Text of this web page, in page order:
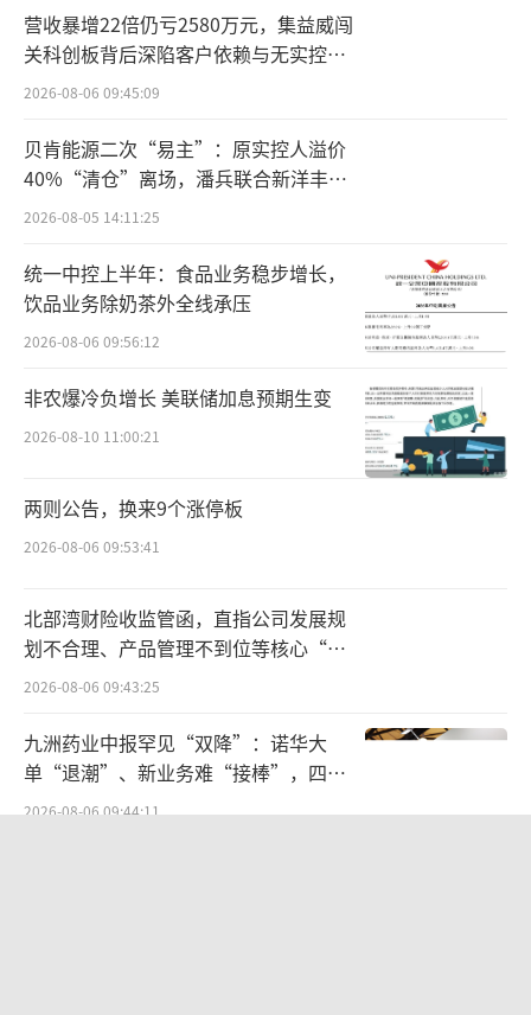
11月21日，福建南平市第一医院发布“医
保智能审核系统公开招标公告”，拟以最高70
万元建立包含事前、事中提醒，事后违规问题
统计与报告生成，飞检自查自纠等功能的医保
智能审核系统。
11月19日，黑龙江牡丹江市中医医院发布
其医保纠错系统招标结果公告，该院以120万元
与外部企业达成合作，建立包含医院智能审
核、病案指控、医保结算清单上传数据审核、
药品追溯码等的医保纠错系统。
各方系统升级也意味着未来医保基金面临
的监管在技术层面将进一步加强。
长效机制建立健全中
除了国家及各省市级的飞行检查、专项整
治，各部门还在探索更具制度性的医保基金监
11月24日，中国医药商业协会、中国药师
协会在国家医保局举办加强药品追溯码医保监
营收暴增22倍仍亏2580万元，集益威闯
关科创板背后深陷客户依赖与无实控人
困局
2026-08-06 09:45:09
贝肯能源二次“易主”：原实控人溢价
40%“清仓”离场，潘兵联合新洋丰、
宏科百世拟入主
2026-08-05 14:11:25
统一中控上半年：食品业务稳步增长，
饮品业务除奶茶外全线承压
2026-08-06 09:56:12
非农爆冷负增长 美联储加息预期生变
2026-08-10 11:00:21
两则公告，换来9个涨停板
2026-08-06 09:53:41
北部湾财险收监管函，直指公司发展规
划不合理、产品管理不到位等核心“痛
点”
2026-08-06 09:43:25
九洲药业中报罕见“双降”：诺华大
单“退潮”、新业务难“接棒”，四大
难关待闯
2026-08-06 09:44:11